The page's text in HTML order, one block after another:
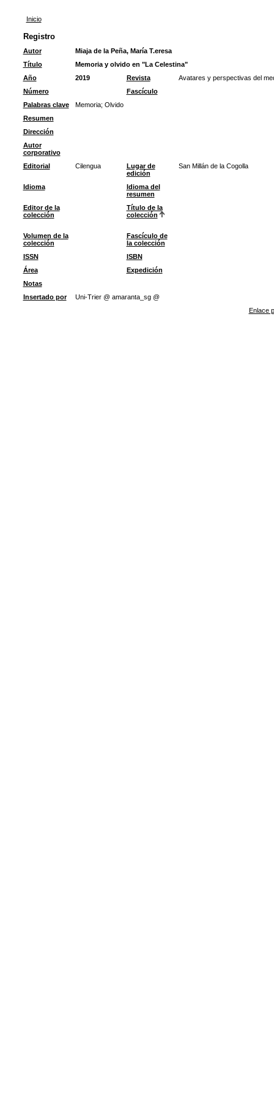
Inicio
Registro
Autor
Miaja de la Peña, María T.eresa
Título
Memoria y olvido en "La Celestina"
Año
2019 Revista
Avatares y perspectivas del
Número
Fascículo
Palabras clave
Memoria; Olvido
Resumen
Dirección
Autor
corporativo
Editorial
Cilengua
Lugar de
edición
San Millán de la Cogolla
Idioma
Idioma del
resumen
Editor de la
colección
Título de la
colección
Volumen de la
colección
Fascículo de
la colección
ISSN
ISBN
Área
Expedición
Notas
Insertado por
Uni-Trier @ amaranta_sg @
Enlace